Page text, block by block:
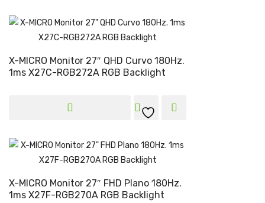
X-MICRO Monitor 27″ QHD Curvo 180Hz.
1ms X27C-RGB272A RGB Backlight
X-MICRO Monitor 27″ FHD Plano 180Hz.
1ms X27F-RGB270A RGB Backlight